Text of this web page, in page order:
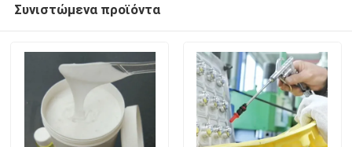
Συνιστώμενα προϊόντα